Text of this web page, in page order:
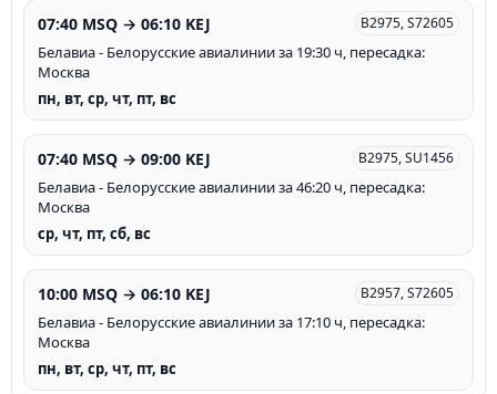
07:40 MSQ → 06:10 KEJ B2975, S72605
Белавиа - Белорусские авиалинии за 19:30 ч, пересадка:
Москва
пн, вт, ср, чт, пт, вс
07:40 MSQ → 09:00 KEJ B2975, SU1456
Белавиа - Белорусские авиалинии за 46:20 ч, пересадка:
Москва
ср, чт, пт, сб, вс
10:00 MSQ → 06:10 KEJ B2957, S72605
Белавиа - Белорусские авиалинии за 17:10 ч, пересадка:
Москва
пн, вт, ср, чт, пт, вс